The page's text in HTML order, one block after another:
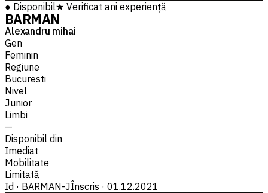
● Disponibil★ Verificat ani experiență
BARMAN
Alexandru mihai
Gen
Feminin
Regiune
Bucuresti
Nivel
Junior
Limbi
—
Disponibil din
Imediat
Mobilitate
Limitată
Id · BARMAN-JÎnscris · 01.12.2021